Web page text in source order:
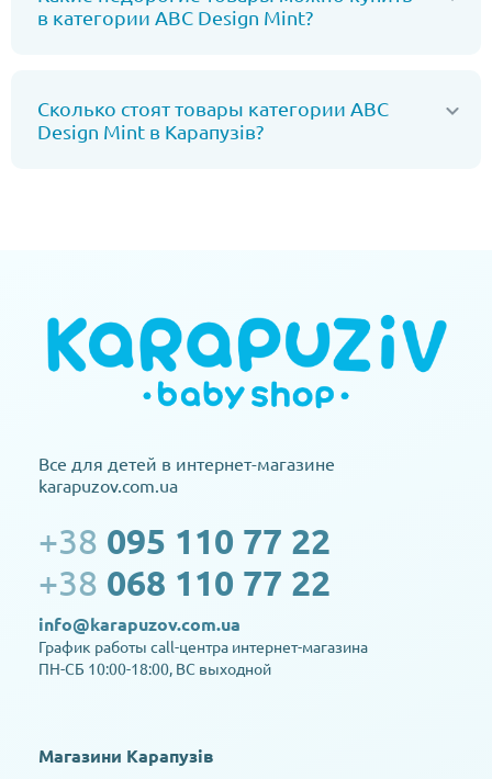
в категории ABC Design Mint?
Сколько стоят товары категории ABC
Design Mint в Карапузів?
Все для детей в интернет-магазине
karapuzov.com.ua
+38 095 110 77 22
+38 068 110 77 22
info@karapuzov.com.ua
График работы call-центра интернет-магазина
ПН-СБ 10:00-18:00, ВС выходной
Магазини Карапузів